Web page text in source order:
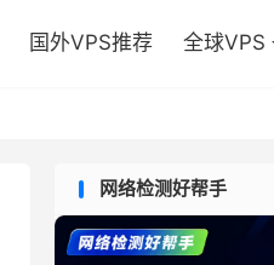
国外VPS推荐 全球VPS
网络检测好帮手